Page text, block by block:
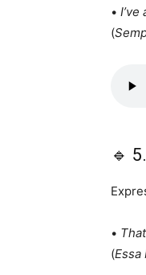
•
(
🔹 5.
•
(Essa